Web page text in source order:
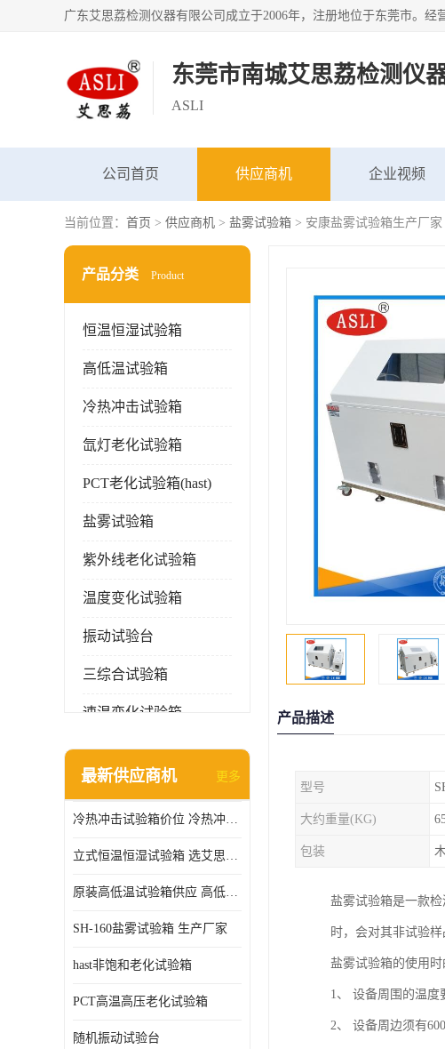
东莞市南城艾思荔检测仪
ASLI
公司首页 供应商机 企业视频
当前位置： 首页 > 供应商机 > 盐雾试验箱 > 安康盐雾试验箱生产厂家
产品分类 Product
恒温恒湿试验箱
高低温试验箱
冷热冲击试验箱
氙灯老化试验箱
PCT老化试验箱(hast)
盐雾试验箱
紫外线老化试验箱
温度变化试验箱
振动试验台
三综合试验箱
速温变化试验箱
淋雨试验箱(沙尘)
高压加速老化试验箱
最新供应商机 更多
冷热冲击试验箱价位 冷热冲击试验设备 非标定制
立式恒温恒湿试验箱 选艾思荔厂家
原装高低温试验箱供应 高低温交变湿热试验箱
SH-160盐雾试验箱 生产厂家
hast非饱和老化试验箱
PCT高温高压老化试验箱
随机振动试验台
产品描述
型号
大约重量(KG)
包装
盐雾试验箱是一款
时，会对其非试验样
盐雾试验箱的使用时
1、 设备周围的温
2、 设备周边须有